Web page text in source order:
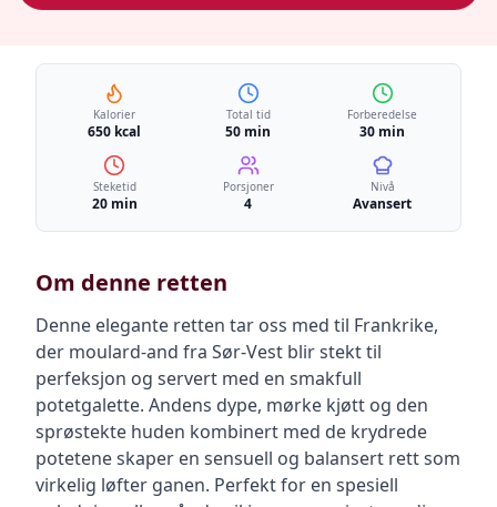
Kalorier
650 kcal
Total tid
50 min
Forberedelse
30 min
Steketid
20 min
Porsjoner
4
Nivå
Avansert
Om denne retten
Denne elegante retten tar oss med til Frankrike,
der moulard-and fra Sør-Vest blir stekt til
perfeksjon og servert med en smakfull
potetgalette. Andens dype, mørke kjøtt og den
sprøstekte huden kombinert med de krydrede
potetene skaper en sensuell og balansert rett som
virkelig løfter ganen. Perfekt for en spesiell